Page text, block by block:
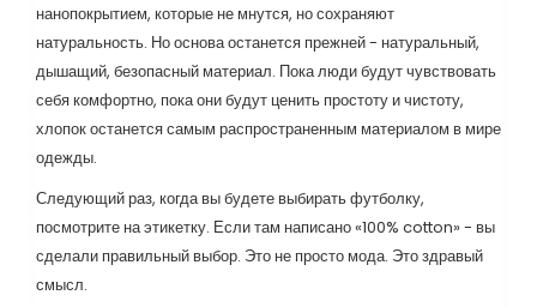
нанопокрытием, которые не мнутся, но сохраняют
натуральность. Но основа останется прежней - натуральный,
дышащий, безопасный материал. Пока люди будут чувствовать
себя комфортно, пока они будут ценить простоту и чистоту,
хлопок останется самым распространенным материалом в мире
одежды.
Следующий раз, когда вы будете выбирать футболку,
посмотрите на этикетку. Если там написано «100% cotton» - вы
сделали правильный выбор. Это не просто мода. Это здравый
смысл.